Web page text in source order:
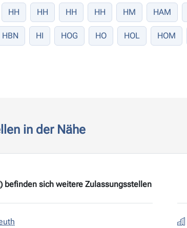
HH HH HH HH HM HAM
HBN HI HOG HO HOL HOM
in der Nähe
befinden sich weitere Zulassungsstellen